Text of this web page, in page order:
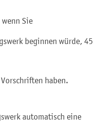
Sie
beginnen würde, 45
haben.
automatisch eine